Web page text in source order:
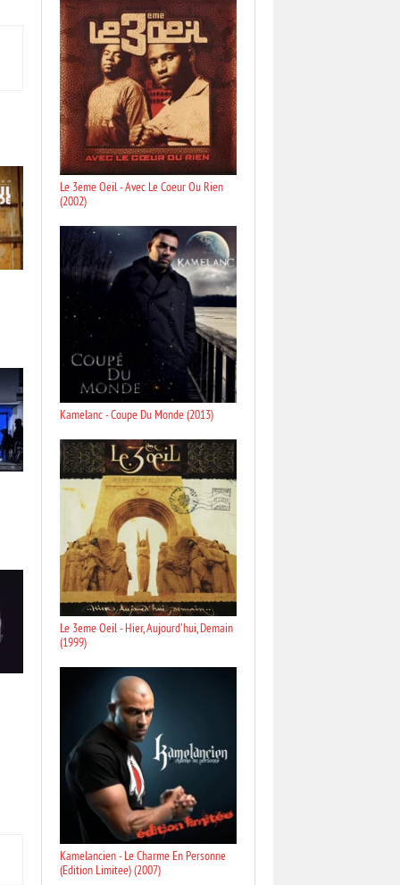
Le 3eme Oeil - Avec Le Coeur Ou Rien
(2002)
Kamelanc - Coupe Du Monde (2013)
Le 3eme Oeil - Hier, Aujourd'hui, Demain
(1999)
Kamelancien - Le Charme En Personne
(Edition Limitee) (2007)